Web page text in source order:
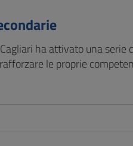
ha attivato una
le proprie